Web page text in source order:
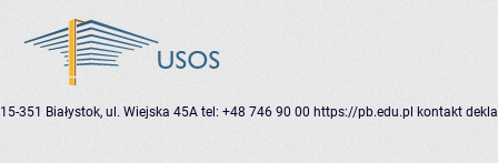
15-351 Białystok, ul. Wiejska 45A tel: +48 746 90 00 https://pb.edu.pl kontakt